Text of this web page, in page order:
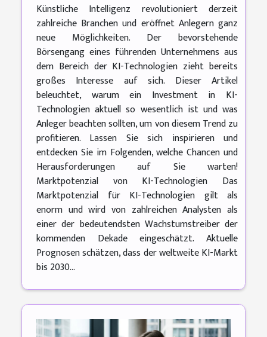
Künstliche Intelligenz revolutioniert derzeit
zahlreiche Branchen und eröffnet Anlegern ganz
neue Möglichkeiten. Der bevorstehende
Börsengang eines führenden Unternehmens aus
dem Bereich der KI-Technologien zieht bereits
großes Interesse auf sich. Dieser Artikel
beleuchtet, warum ein Investment in KI-
Technologien aktuell so wesentlich ist und was
Anleger beachten sollten, um von diesem Trend zu
profitieren. Lassen Sie sich inspirieren und
entdecken Sie im Folgenden, welche Chancen und
Herausforderungen auf Sie warten!
Marktpotenzial von KI-Technologien Das
Marktpotenzial für KI-Technologien gilt als
enorm und wird von zahlreichen Analysten als
einer der bedeutendsten Wachstumstreiber der
kommenden Dekade eingeschätzt. Aktuelle
Prognosen schätzen, dass der weltweite KI-Markt
bis 2030...